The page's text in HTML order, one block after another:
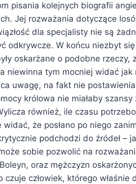
pisania kolejnych biografii
Jej rozważania dotyczące
dla specjalisty nie są
odkrywcze. W końcu niezbyt
oskarżane o podobne rzeczy,
niewinna tym mocniej widać
uwagę, na fakt nie
królowa nie miałaby
również, ile czasu
że posłano po niego
podchodzi do źródeł –
sobie pozwolić na
oraz mężczyzn
człowiek, którego właśnie